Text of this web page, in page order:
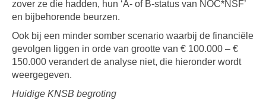
zover ze die hadden, hun ‘A- of B-status van NOC*NSF’
en bijbehorende beurzen.
Ook bij een minder somber scenario waarbij de financiële
gevolgen liggen in orde van grootte van € 100.000 – €
150.000 verandert de analyse niet, die hieronder wordt
weergegeven.
Huidige KNSB begroting